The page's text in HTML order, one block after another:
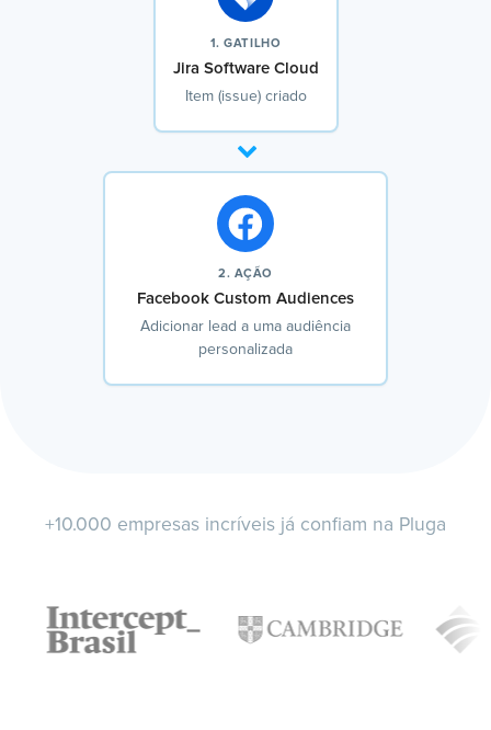
1. GATILHO
Jira Software Cloud
Item (issue) criado
2. AÇÃO
Facebook Custom Audiences
Adicionar lead a uma audiência
personalizada
+10.000 empresas incríveis já confiam na Pluga